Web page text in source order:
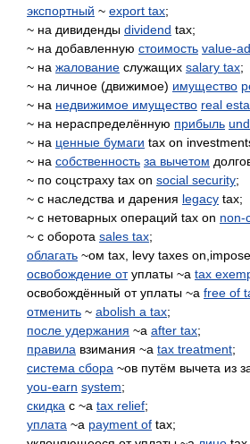
экспортный ~ export tax;
~ на дивиденды dividend tax;
~ на добавленную стоимость value-
~ на жалование служащих salary tax;
~ на личное (движимое) имущество
~ на недвижимое имущество real
~ на нераспределённую прибыль
~ на ценные бумаги tax on
~ на собственность за вычетом
~ по соцстраху tax on social security;
~ с наследства и дарения legacy tax;
~ с нетоварных операций tax on non-
~ с оборота sales tax;
облагать ~ом tax, levy taxes
освобождение отуплаты ~а tax
освобождённый от уплаты ~а free of
отменить ~ abolish a tax;
после удержания ~а after tax;
правила взимания ~а tax treatment;
система сбора ~ов путём вычета из
you-earn system;
скидка с ~а tax relief;
уплата ~а payment of tax;